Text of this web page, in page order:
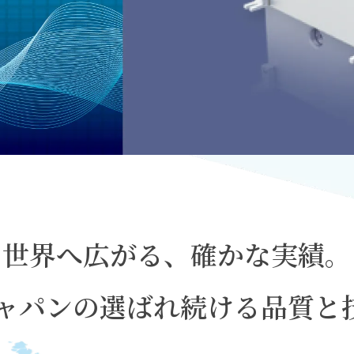
世界へ広がる、確かな実績。
パンの選ばれ続ける品質と